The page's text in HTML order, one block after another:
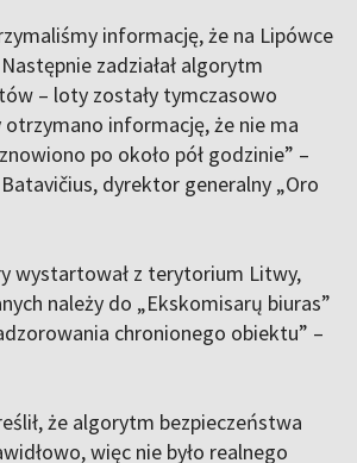
informację, że na Lipówce
zadziałał algorytm
– loty zostały tymczasowo
informację, że nie ma
po około pół godzinie” –
dyrektor generalny „Oro
wystartował z terytorium Litwy,
należy do „Ekskomisarų biuras”
chronionego obiektu” –
że algorytm bezpieczeństwa
więc nie było realnego